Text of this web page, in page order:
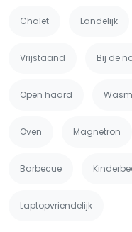
Chalet Landelijk
Vrijstaand Bij de
Open haard
Oven Magnetron
Barbecue
Laptopvriendelijk